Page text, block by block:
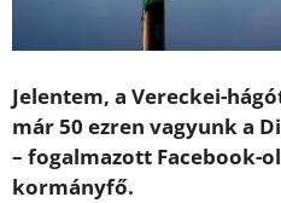
Jelentem, a Vereckei-
már 50 ezren vagyunk a
– fogalmazott Facebook-
kormányfő.